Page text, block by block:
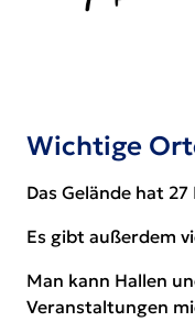
Wichtige
Das Gelände hat
Es gibt außerdem
Man kann Hallen
Veranstaltungen